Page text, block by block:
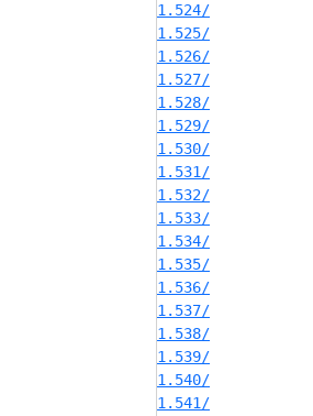
1.524/
1.525/
1.526/
1.527/
1.528/
1.529/
1.530/
1.531/
1.532/
1.533/
1.534/
1.535/
1.536/
1.537/
1.538/
1.539/
1.540/
1.541/